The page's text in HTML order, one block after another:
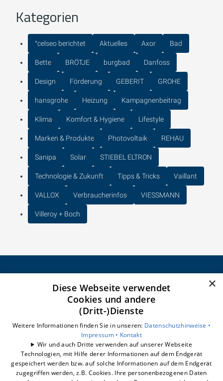
Kategorien
°celseo berichtet Aktuelles Axor Bad
Bette BRÖTJE burgbad Danfoss
Design Förderung GEBERIT GROHE
hansgrohe Heizung Kampagnenbeitrag
Klima Komfort & Hygiene Lifestyle
Marken & Produkte Photovoltaik REHAU
Sanipa Solar STIEBEL ELTRON
Technologie & Zukunft Tipps & Tricks Vaillant
VALLOX Verbraucherinfos VIESSMANN
Villeroy + Boch
CELSEO Service GmbH
Datenschutzerklärung
Barrierefreiheitserklärung
Unsere Bereiche
Badberatung
Badrechner
×
Diese Webseite verwendet
Cookies und andere
(Dritt-)Dienste
Weitere Informationen finden Sie in unseren: Datenschutzhinweise •
Impressum • Kontakt
Wir und auch Dritte verwenden auf unserer Webseite
Technologien, mit Hilfe derer Informationen auf dem Endgerät
gespeichert werden bzw. auf solche Informationen auf dem Endgerät
zugegriffen werden, z.B. Cookies. Ihre personenbezogenen Daten